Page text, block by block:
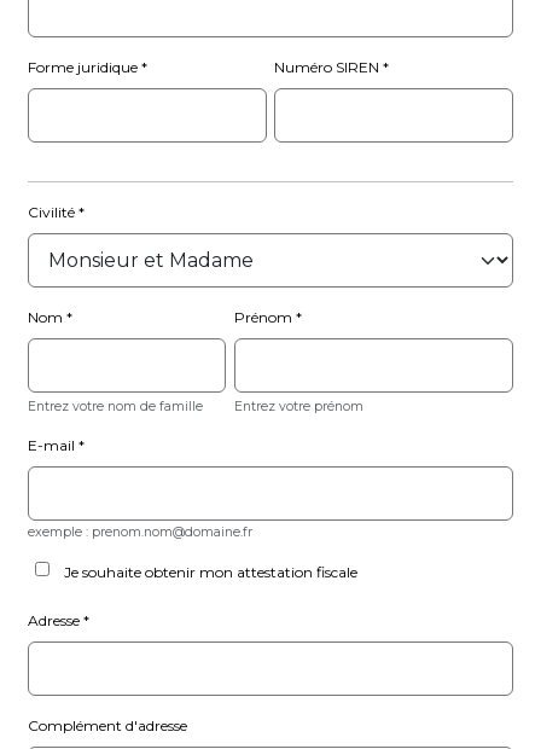
Forme juridique Numéro SIREN
Civilité
Nom
Entrez votre nom de famille
Prénom
Entrez votre prénom
E-mail
exemple : prenom.nom@domaine.fr
Je souhaite obtenir mon attestation fiscale
Adresse
Complément d'adresse